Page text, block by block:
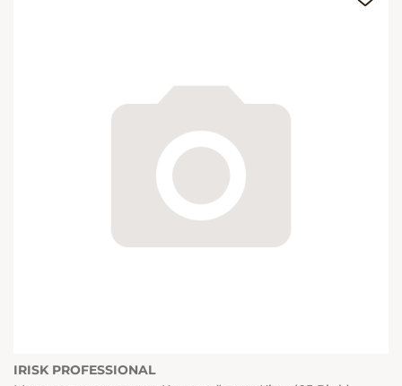
IRISK PROFESSIONAL